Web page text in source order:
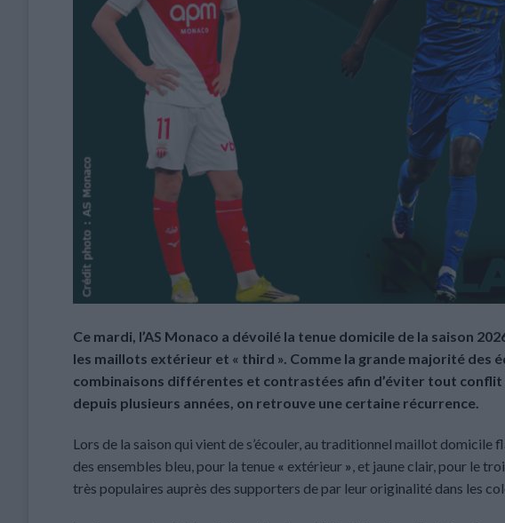
Ce mardi, l’AS Monaco a dévoilé la tenue domicile de la saison
les maillots extérieur et « third ». Comme la grande majorité des
combinaisons différentes et contrastées afin d’éviter tout conflit
depuis plusieurs années, on retrouve une certaine récurrence.
Lors de la saison qui vient de s’écouler, au traditionnel maillot domicile
des ensembles bleu, pour la tenue « extérieur », et jaune clair, pour le
très populaires auprès des supporters de par leur originalité dans les